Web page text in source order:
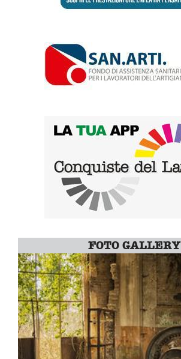
FOTO GALLERY